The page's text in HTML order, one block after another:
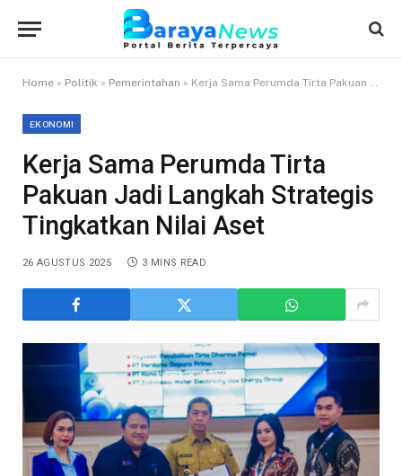
Home » Politik » Pemerintahan » Kerja Sama Perumda Tirta Pakuan Jadi Langkah Strategis Tingkatkan Nilai Aset
EKONOMI
Kerja Sama Perumda Tirta
Pakuan Jadi Langkah Strategis
Tingkatkan Nilai Aset
26 AGUSTUS 2025 3 MINS READ